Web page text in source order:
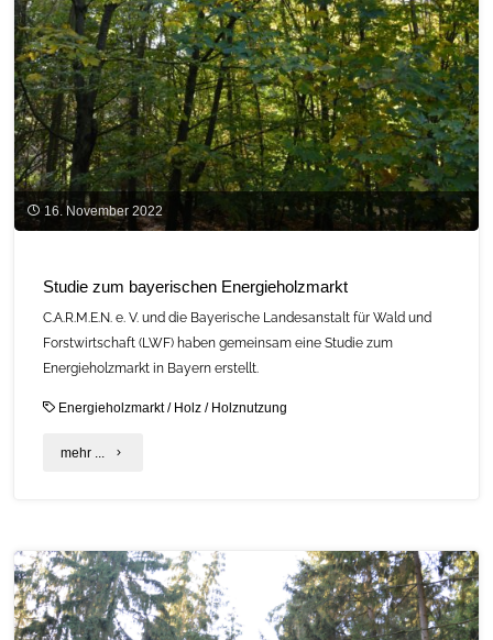
16. November 2022
Studie zum bayerischen Energieholzmarkt
C.A.R.M.E.N. e. V. und die Bayerische Landesanstalt für Wald und
Forstwirtschaft (LWF) haben gemeinsam eine Studie zum
Energieholzmarkt in Bayern erstellt.
Energieholzmarkt/ Holz / Holznutzung
mehr ... "Studie
Energieholzmarkt"